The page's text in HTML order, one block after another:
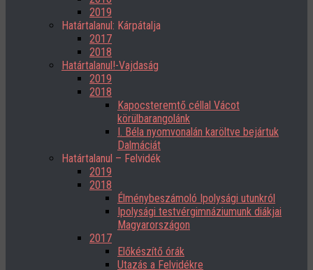
2019
Határtalanul: Kárpátalja
2017
2018
Határtalanul!-Vajdaság
2019
2018
Kapocsteremtő céllal Vácot
körülbarangolánk
I. Béla nyomvonalán karöltve bejártuk
Dalmáciát
Határtalanul – Felvidék
2019
2018
Élménybeszámoló Ipolysági utunkról
Ipolysági testvérgimnáziumunk diákjai
Magyarországon
2017
Előkészítő órák
Utazás a Felvidékre